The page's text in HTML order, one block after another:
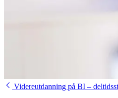
Videreutdanning på BI –